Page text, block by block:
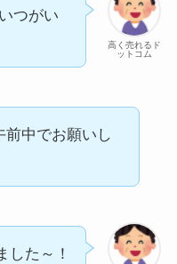
高く売れるド
ットコム
つがい
前中でお願いし
した～！